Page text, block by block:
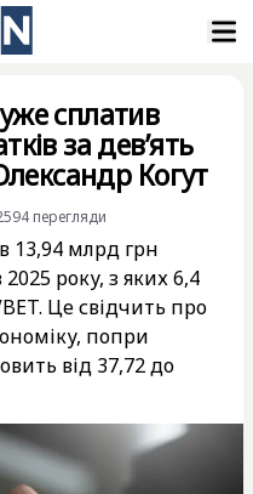
сплатив
за дев’ять
Когут
перегляди
13,94 млрд грн
2025 року, з яких 6,4
Це свідчить про
попри
від 37,72 до